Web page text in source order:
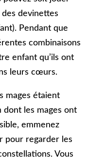
devinettes
Pendant que
combinaisons
enfant qu’ils ont
leurs cœurs.
mages étaient
dont les mages ont
emmenez
pour regarder les
Vous